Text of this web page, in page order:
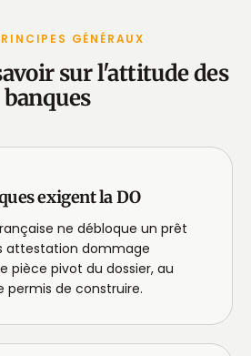
GÉNÉRAUX
sur l'attitude des
banques
exigent la DO
ne débloque un prêt
attestation dommage
pièce pivot du dossier, au
de construire.